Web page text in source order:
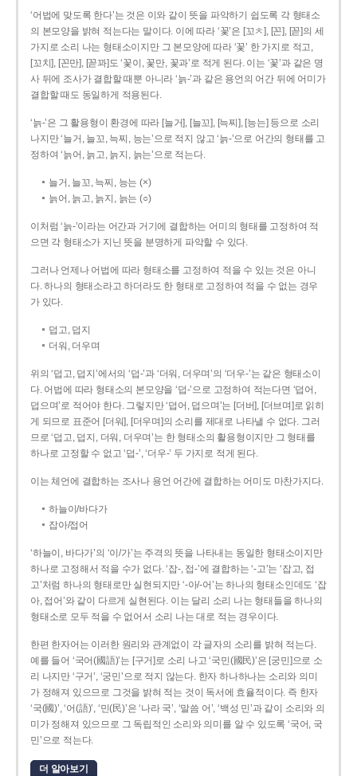
‘어법에 맞도록 한다’는 것은 이와 같이 뜻을 파악하기 쉽도록 각 형태소
의 본모양을 밝혀 적는다는 말이다. 이에 따라 ‘꽃’은 [꼬ㅊ], [꼰], [꼳]의 세
가지로 소리 나는 형태소이지만 그 본모양에 따라 ‘꽃’ 한 가지로 적고,
[꼬치], [꼰만], [꼳꽈]도 ‘꽃이, 꽃만, 꽃과’로 적게 된다. 이는 ‘꽃’과 같은 명
사 뒤에 조사가 결합할 때뿐 아니라 ‘늙-’과 같은 용언의 어간 뒤에 어미가
결합할 때도 동일하게 적용된다.
‘늙-’은 그 활용형이 환경에 따라 [늘거], [늘꼬], [늑찌], [능는] 등으로 소리
나지만 ‘늘거, 늘꼬, 늑찌, 능는’으로 적지 않고 ‘늙-’으로 어간의 형태를 고
정하여 ‘늙어, 늙고, 늙지, 늙는’으로 적는다.
늘거, 늘꼬, 늑찌, 능는 (×)
늙어, 늙고, 늙지, 늙는 (○)
이처럼 ‘늙-­’이라는 어간과 거기에 결합하는 어미의 형태를 고정하여 적
으면 각 형태소가 지닌 뜻을 분명하게 파악할 수 있다.
그러나 언제나 어법에 따라 형태소를 고정하여 적을 수 있는 것은 아니
다. 하나의 형태소라고 하더라도 한 형태로 고정하여 적을 수 없는 경우
가 있다.
덥고, 덥지
더워, 더우며
위의 ‘덥고, 덥지’에서의 ‘덥-­’과 ‘더워, 더우며’의 ‘더우-­’는 같은 형태소이
다. 어법에 따라 형태소의 본모양을 ‘덥-­’으로 고정하여 적는다면 ‘덥어,
덥으며’로 적어야 한다. 그렇지만 ‘덥어, 덥으며’는 [더버], [더브며]로 읽히
게 되므로 표준어 [더워], [더우며]의 소리를 제대로 나타낼 수 없다. 그러
므로 ‘덥고, 덥지, 더워, 더우며’는 한 형태소의 활용형이지만 그 형태를
하나로 고정할 수 없고 ‘덥-’, ‘더우-’ 두 가지로 적게 된다.
이는 체언에 결합하는 조사나 용언 어간에 결합하는 어미도 마찬가지다.
하늘이/바다가
잡아/접어
‘하늘이, 바다가’의 ‘이/가’는 주격의 뜻을 나타내는 동일한 형태소이지만
하나로 고정해서 적을 수가 없다. ‘잡-, 접-’에 결합하는 ‘-고’는 ‘잡고, 접
고’처럼 하나의 형태로만 실현되지만 ‘-아/-어’는 하나의 형태소인데도 ‘잡
아, 접어’와 같이 다르게 실현된다. 이는 달리 소리 나는 형태들을 하나의
형태소로 모두 적을 수 없어서 소리 나는 대로 적는 경우이다.
한편 한자어는 이러한 원리와 관계없이 각 글자의 소리를 밝혀 적는다.
예를 들어 ‘국어(國語)’는 [구거]로 소리 나고 ‘국민(國民)’은 [궁민]으로 소
리 나지만 ‘구거’, ‘궁민’으로 적지 않는다. 한자 하나하나는 소리와 의미
가 정해져 있으므로 그것을 밝혀 적는 것이 독서에 효율적이다. 즉 한자
‘국(國)’, ‘어(語)’, ‘민(民)’은 ‘나라 국’, ‘말씀 어’, ‘백성 민’과 같이 소리와 의
미가 정해져 있으므로 그 독립적인 소리와 의미를 알 수 있도록 ‘국어, 국
민’으로 적는다.
더 알아보기